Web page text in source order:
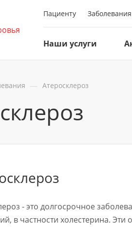
Пациенту Заболевания
Наши услуги
— Атеросклероз
- это долгосрочное
в частности холестерина. Эти